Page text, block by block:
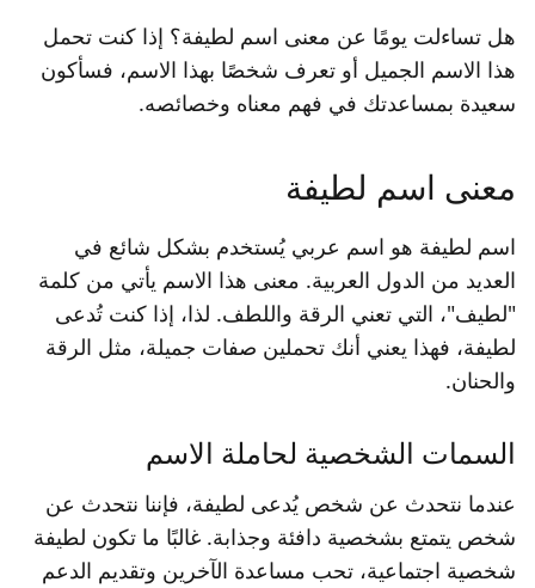
هل تساءلت يومًا عن معنى اسم لطيفة؟ إذا كنت تحمل
هذا الاسم الجميل أو تعرف شخصًا بهذا الاسم، فسأكون
سعيدة بمساعدتك في فهم معناه وخصائصه.
معنى اسم لطيفة
اسم لطيفة هو اسم عربي يُستخدم بشكل شائع في
العديد من الدول العربية. معنى هذا الاسم يأتي من كلمة
"لطيف"، التي تعني الرقة واللطف. لذا، إذا كنت تُدعى
لطيفة، فهذا يعني أنك تحملين صفات جميلة، مثل الرقة
والحنان.
السمات الشخصية لحاملة الاسم
عندما نتحدث عن شخص يُدعى لطيفة، فإننا نتحدث عن
شخص يتمتع بشخصية دافئة وجذابة. غالبًا ما تكون لطيفة
شخصية اجتماعية، تحب مساعدة الآخرين وتقديم الدعم